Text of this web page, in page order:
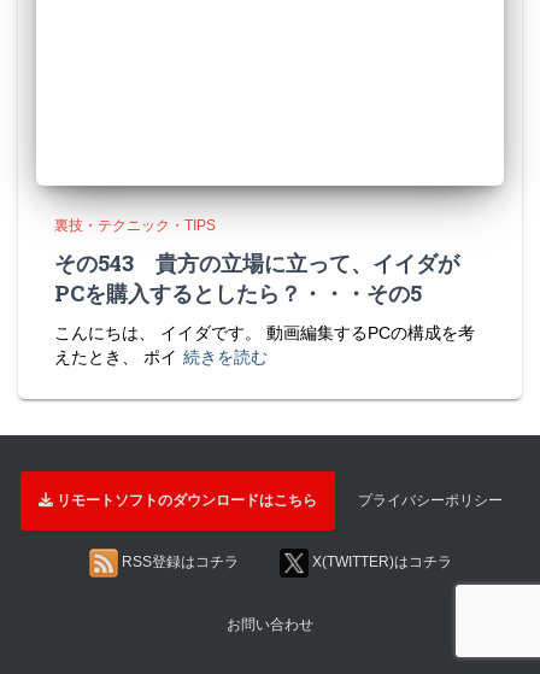
裏技・テクニック・TIPS
その543 貴方の立場に立って、イイダが
PCを購入するとしたら？・・・その5
こんにちは、 イイダです。 動画編集するPCの構成を考
えたとき、 ポイ 続きを読む
リモートソフトのダウンロードはこちら プライバシーポリシー
RSS登録はコチラ X(TWITTER)はコチラ
お問い合わせ